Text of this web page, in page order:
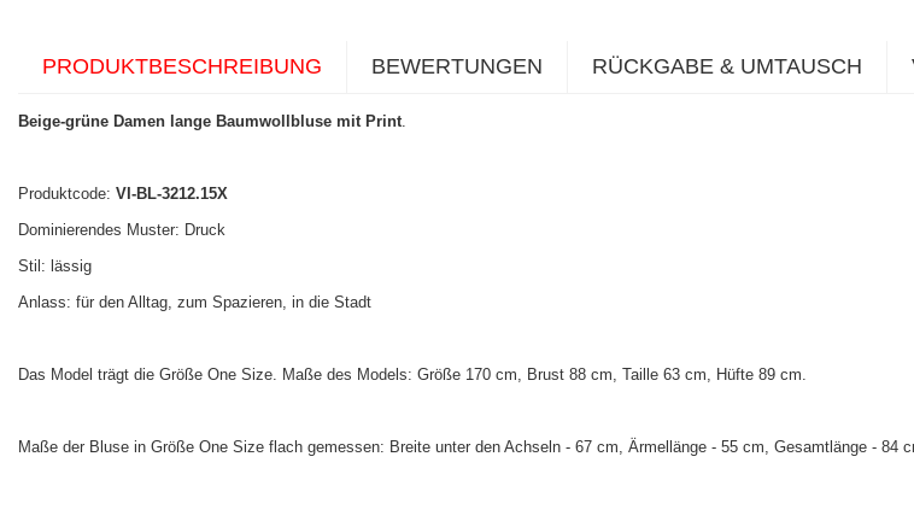
PRODUKTBESCHREIBUNG BEWERTUNGEN RÜCKGABE & UMTAUSCH
Beige-grüne Damen lange Baumwollbluse mit Print.
Produktcode: VI-BL-3212.15X
Dominierendes Muster: Druck
Stil: lässig
Anlass: für den Alltag, zum Spazieren, in die Stadt
Das Model trägt die Größe One Size. Maße des Models: Größe 170 cm, Brust 88 cm, Taille 63 cm, Hüfte 89 cm.
Maße der Bluse in Größe One Size flach gemessen: Breite unter den Achseln - 67 cm, Ärmellänge - 55 cm, Gesamtlänge - 84